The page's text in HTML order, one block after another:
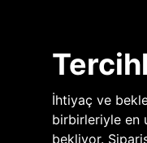
İhtiyaç ve
birbirleriyle en
bekliyor.